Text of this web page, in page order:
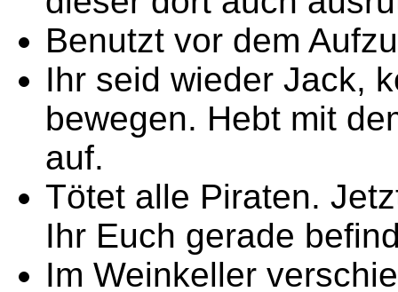
Benutzt vor dem
Ihr seid wieder Jack,
bewegen. Hebt mit
auf.
Tötet alle Piraten.
Ihr Euch gerade
Im Weinkeller